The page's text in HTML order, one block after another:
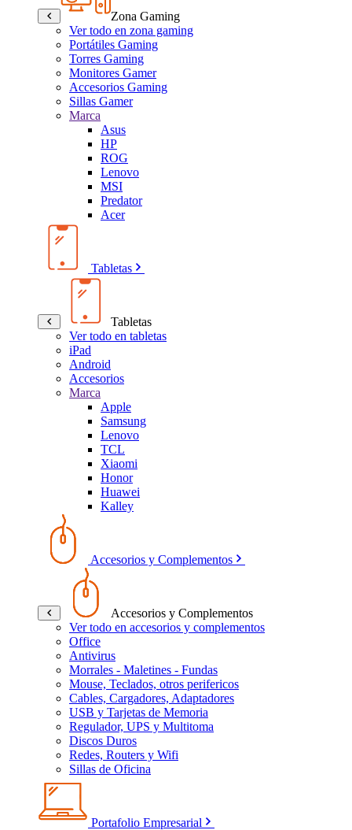
Zona Gaming
Ver todo en zona gaming
Portátiles Gaming
Torres Gaming
Monitores Gamer
Accesorios Gaming
Sillas Gamer
Marca
Asus
HP
ROG
Lenovo
MSI
Predator
Acer
Tabletas
Tabletas
Ver todo en tabletas
iPad
Android
Accesorios
Marca
Apple
Samsung
Lenovo
TCL
Xiaomi
Honor
Huawei
Kalley
Accesorios y Complementos
Accesorios y Complementos
Ver todo en accesorios y complementos
Office
Antivirus
Morrales - Maletines - Fundas
Mouse, Teclados, otros perifericos
Cables, Cargadores, Adaptadores
USB y Tarjetas de Memoria
Regulador, UPS y Multitoma
Discos Duros
Redes, Routers y Wifi
Sillas de Oficina
Portafolio Empresarial